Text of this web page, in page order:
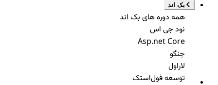
بک اند
همه دوره های بک اند
نود جی اس
Asp.net Core
جنگو
لاراول
توسعه فول‌استک